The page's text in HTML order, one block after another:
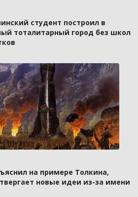
студент построил в
тоталитарный город без школ
на примере Толкина,
новые идеи из-за имени